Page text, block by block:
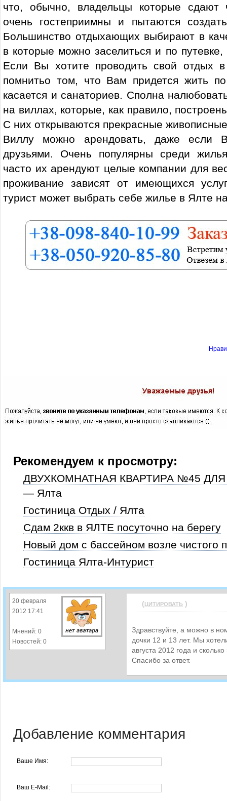
что, обычно, владельцы которые сдают
очень гостеприимны и пытаются
Большинство отдыхающих выбирают в
в которые можно заселиться и по
Если Вы хотите проводить свой отдых
помнитьо том, что Вам придется жить
касается и санаториев. Сполна
на виллах, которые, как правило,
С них открываются прекрасные
Виллу можно арендовать, даже если
друзьями. Очень популярны среди
часто их арендуют целые компании для
проживание зависят от имеющихся
турист может выбрать себе жилье в Ялте
Рекомендуем к просмотру:
ДВУХКОМНАТНАЯ КВАРТИРА №45
— Ялта
Гостиница Отдых / Ялта
Сдам 2ккв в ЯЛТЕ посуточно на берегу
Новый дом с бассейном возле чистого
Гостиница Ялта-Интурист
20 февраля
2012 17:41
Мнений: 0
Новостей: 0
(ЦИТИРОВАТЬ )
Здравствуйте, а можно в
дочки 12 и 13 лет. Мы
августа 2012 года и сколько
Спасибо за ответ.
Добавление комментария
Ваше Имя:
Ваш E-Mail: